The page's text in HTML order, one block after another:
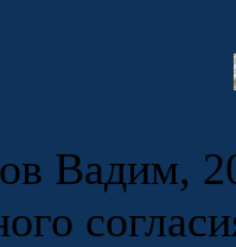
Вадим,